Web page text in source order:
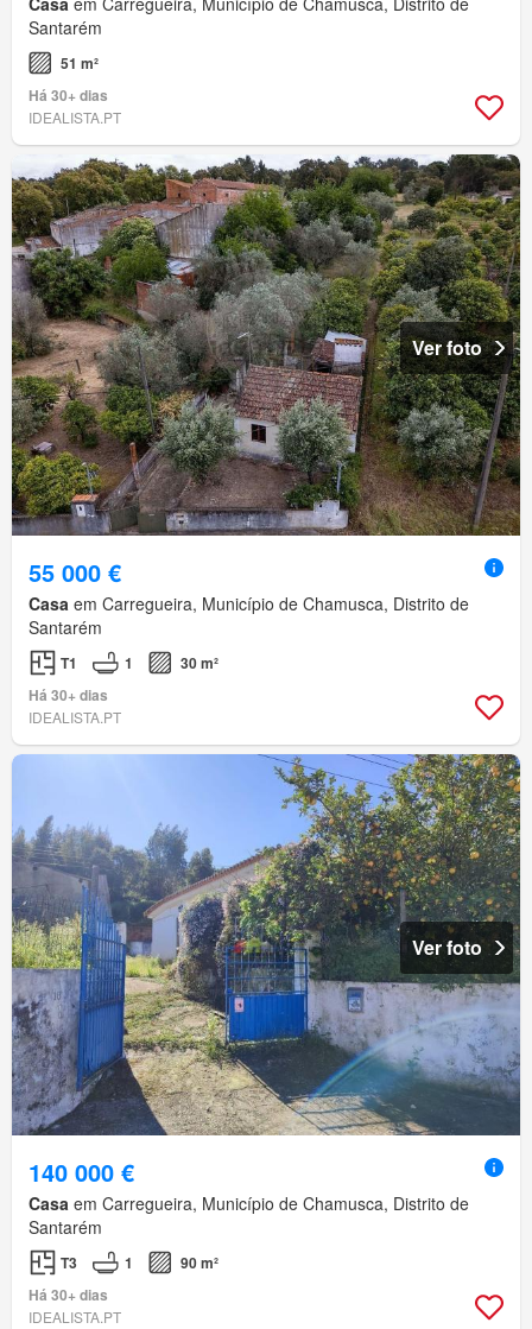
Santarém
51 m²
Há 30+ dias
IDEALISTA.PT
Ver foto
55 000 €
Casa em Carregueira, Município de Chamusca, Distrito de
Santarém
T1 1
30 m²
Há 30+ dias
IDEALISTA.PT
Ver foto
140 000 €
Casa em Carregueira, Município de Chamusca, Distrito de
Santarém
T3 1
90 m²
Há 30+ dias
IDEALISTA.PT